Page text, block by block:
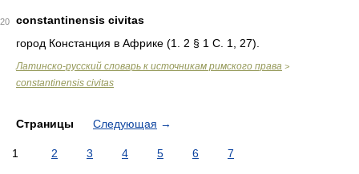
20
constantinensis civitas
город Констанция в Африке (1. 2 § 1 C. 1, 27).
Латинско-русский словарь к источникам римского права >
constantinensis civitas
Страницы Следующая →
1 2 3 4 5 6 7